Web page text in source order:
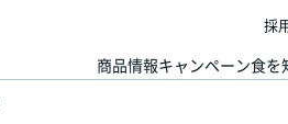
商品情報キャンペーン食を
採